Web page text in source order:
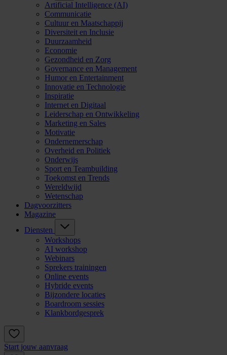
Artificial Intelligence (AI)
Communicatie
Cultuur en Maatschappij
Diversiteit en Inclusie
Duurzaamheid
Economie
Gezondheid en Zorg
Governance en Management
Humor en Entertainment
Innovatie en Technologie
Inspiratie
Internet en Digitaal
Leiderschap en Ontwikkeling
Marketing en Sales
Motivatie
Ondernemerschap
Overheid en Politiek
Onderwijs
Sport en Teambuilding
Toekomst en Trends
Wereldwijd
Wetenschap
Dagvoorzitters
Magazine
Diensten
Workshops
AI workshop
Webinars
Sprekers trainingen
Online events
Hybride events
Bijzondere locaties
Boardroom sessies
Klankbordgesprek
Start jouw aanvraag